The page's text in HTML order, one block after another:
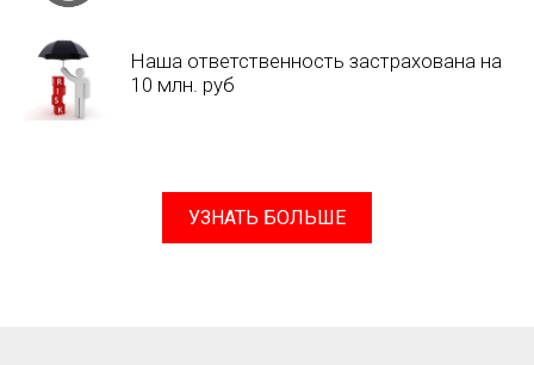
Наша ответственность застрахована на
10 млн. руб
УЗНАТЬ БОЛЬШЕ